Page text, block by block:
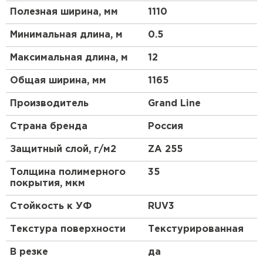
варианты из хромоникелевой стали, алюминия
или меди.
Толщина. Для низкого профиля допускается
минимальная толщина 0,4 мм, для высокого –
(многослойный) материал. У разных марок
число слоев меняется от 3 до 10; толщина
также может быть разной.
Полезная ширина, мм 1110
Минимальная длина, м 0.5
Максимальная длина, м 12
Общая ширина, мм 1165
Производитель Grand Line
Страна бренда Россия
Защитный слой, г/м2 ZA 255
Толщина полимерного
покрытия, мкм
35
Стойкость к УФ RUV3
Текстура поверхности Текстурированная
В резке да
Штакетник
ПЕРЕЙТИ